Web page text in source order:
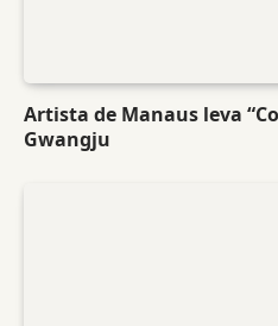
Artista de Manaus leva
Gwangju